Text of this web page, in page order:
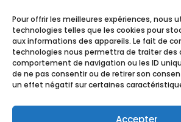
Pour offrir les meilleures expériences, nous
technologies telles que les cookies pour
aux informations des appareils. Le fait de
technologies nous permettra de traiter des
comportement de navigation ou les ID
de ne pas consentir ou de retirer son
un effet négatif sur certaines
Accepter
S'abonner